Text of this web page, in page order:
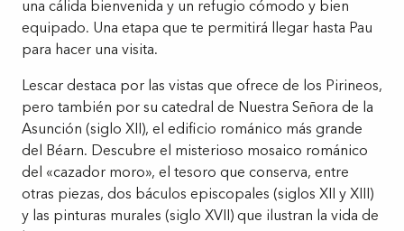
una cálida bienvenida y un refugio cómodo y bien
equipado. Una etapa que te permitirá llegar hasta Pau
para hacer una visita.
Lescar destaca por las vistas que ofrece de los Pirineos,
pero también por su catedral de Nuestra Señora de la
Asunción (siglo XII), el edificio románico más grande
del Béarn. Descubre el misterioso mosaico románico
del «cazador moro», el tesoro que conserva, entre
otras piezas, dos báculos episcopales (siglos XII y XIII)
y las pinturas murales (siglo XVII) que ilustran la vida de